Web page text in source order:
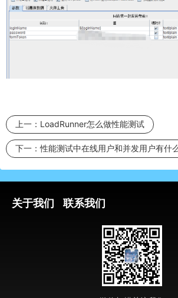
上一： LoadRunner怎么做性能测试
下一：性能测试中在线用户和并发用户有什
关于我们 联系我们